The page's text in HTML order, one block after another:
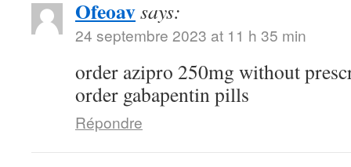
Ofeoavsays:
24 septembre 2023 at 11 h 35 min
order azipro 250mg without
order gabapentin pills
Répondre